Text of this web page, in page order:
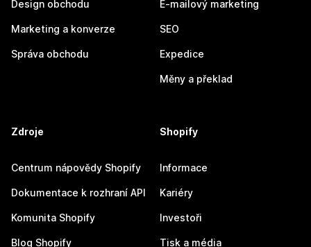
Design obchodu
Marketing a konverze
Správa obchodu
E-mailový marketing
SEO
Expedice
Měny a překlad
Zdroje
Centrum nápovědy Shopify
Dokumentace k rozhraní API
Komunita Shopify
Blog Shopify
Shopify
Informace
Kariéry
Investoři
Tisk a média